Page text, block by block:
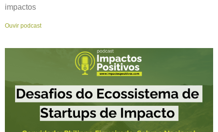
impactos
Ouvir podcast